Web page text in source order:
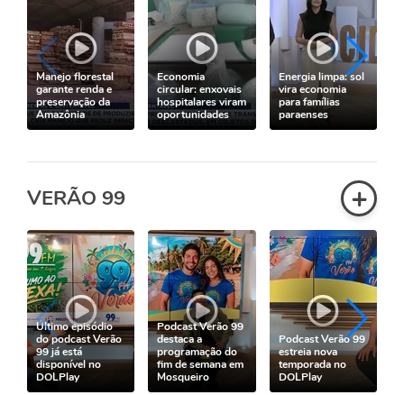
Manejo florestal
garante renda e
preservação da
Amazônia
Economia
circular: enxovais
hospitalares viram
oportunidades
Energia limpa: sol
vira economia
para famílias
paraenses
VERÃO 99 +
Último episódio
do podcast Verão
99 já está
disponível no
DOLPlay
Podcast Verão 99
destaca a
programação do
fim de semana em
Mosqueiro
Podcast Verão 99
estreia nova
temporada no
DOLPlay